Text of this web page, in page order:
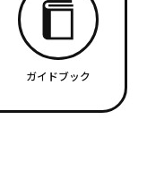
ガイドブック